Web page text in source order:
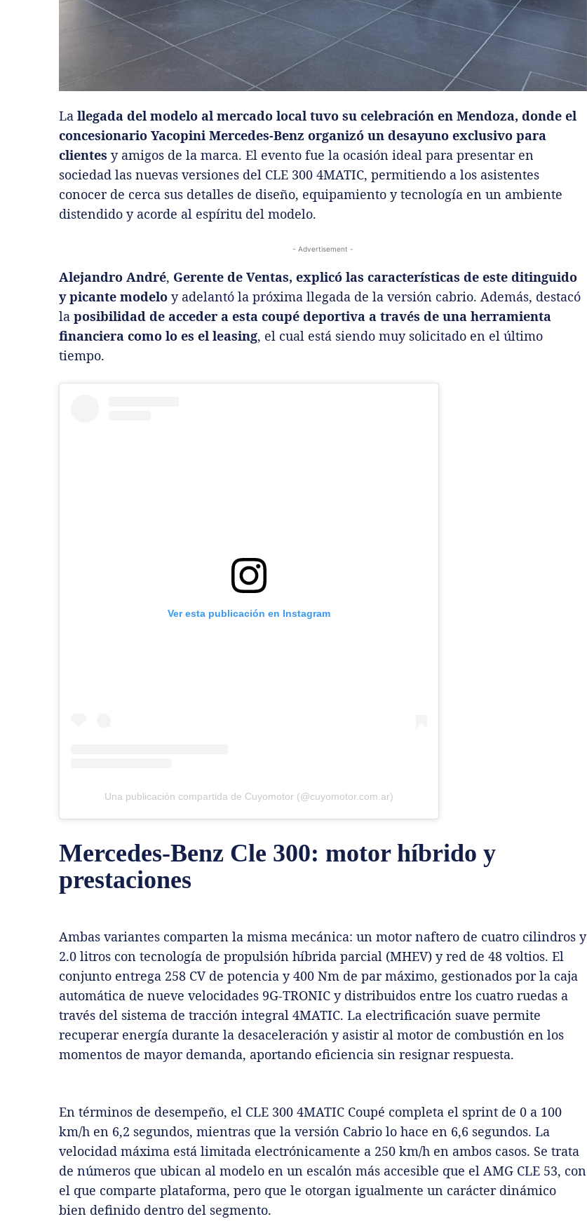
La llegada del modelo al mercado local tuvo su celebración en Mendoza, donde el
concesionario Yacopini Mercedes-Benz organizó un desayuno exclusivo para
clientes y amigos de la marca. El evento fue la ocasión ideal para presentar en
sociedad las nuevas versiones del CLE 300 4MATIC, permitiendo a los asistentes
conocer de cerca sus detalles de diseño, equipamiento y tecnología en un ambiente
distendido y acorde al espíritu del modelo.
- Advertisement -
Alejandro André, Gerente de Ventas, explicó las características de este ditinguido
y picante modelo y adelantó la próxima llegada de la versión cabrio. Además, destacó
la posibilidad de acceder a esta coupé deportiva a través de una herramienta
financiera como lo es el leasing, el cual está siendo muy solicitado en el último
tiempo.
Ver esta publicación en Instagram
Una publicación compartida de Cuyomotor (@cuyomotor.com.ar)
Mercedes-Benz Cle 300: motor híbrido y
prestaciones
Ambas variantes comparten la misma mecánica: un motor naftero de cuatro cilindros y
2.0 litros con tecnología de propulsión híbrida parcial (MHEV) y red de 48 voltios. El
conjunto entrega 258 CV de potencia y 400 Nm de par máximo, gestionados por la caja
automática de nueve velocidades 9G-TRONIC y distribuidos entre los cuatro ruedas a
través del sistema de tracción integral 4MATIC. La electrificación suave permite
recuperar energía durante la desaceleración y asistir al motor de combustión en los
momentos de mayor demanda, aportando eficiencia sin resignar respuesta.
En términos de desempeño, el CLE 300 4MATIC Coupé completa el sprint de 0 a 100
km/h en 6,2 segundos, mientras que la versión Cabrio lo hace en 6,6 segundos. La
velocidad máxima está limitada electrónicamente a 250 km/h en ambos casos. Se trata
de números que ubican al modelo en un escalón más accesible que el AMG CLE 53, con
el que comparte plataforma, pero que le otorgan igualmente un carácter dinámico
bien definido dentro del segmento.